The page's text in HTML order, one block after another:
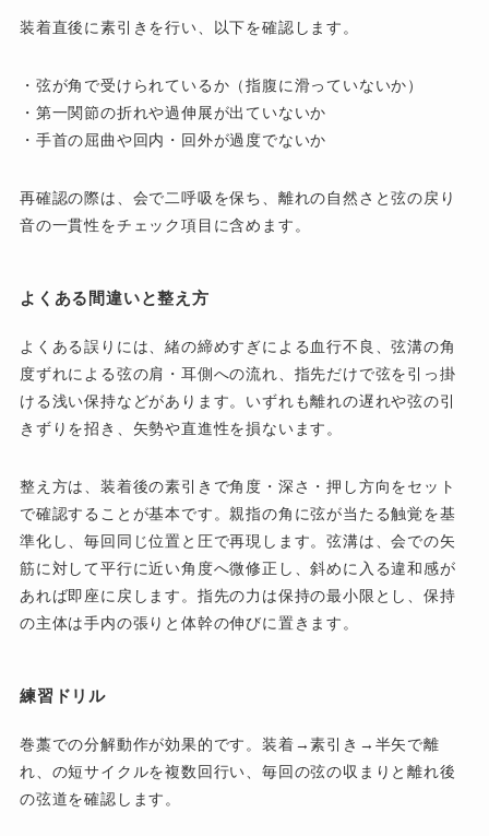
装着直後に素引きを行い、以下を確認します。
・弦が角で受けられているか（指腹に滑っていないか）
・第一関節の折れや過伸展が出ていないか
・手首の屈曲や回内・回外が過度でないか
再確認の際は、会で二呼吸を保ち、離れの自然さと弦の戻り
音の一貫性をチェック項目に含めます。
よくある間違いと整え方
よくある誤りには、緒の締めすぎによる血行不良、弦溝の角
度ずれによる弦の肩・耳側への流れ、指先だけで弦を引っ掛
ける浅い保持などがあります。いずれも離れの遅れや弦の引
きずりを招き、矢勢や直進性を損ないます。
整え方は、装着後の素引きで角度・深さ・押し方向をセット
で確認することが基本です。親指の角に弦が当たる触覚を基
準化し、毎回同じ位置と圧で再現します。弦溝は、会での矢
筋に対して平行に近い角度へ微修正し、斜めに入る違和感が
あれば即座に戻します。指先の力は保持の最小限とし、保持
の主体は手内の張りと体幹の伸びに置きます。
練習ドリル
巻藁での分解動作が効果的です。装着→素引き→半矢で離
れ、の短サイクルを複数回行い、毎回の弦の収まりと離れ後
の弦道を確認します。